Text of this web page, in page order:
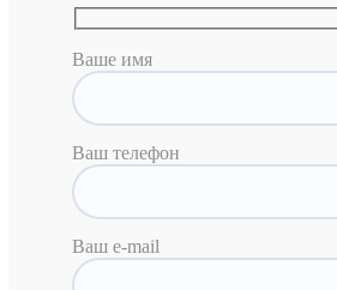
Ваше имя
Ваш телефон
Ваш e-mail